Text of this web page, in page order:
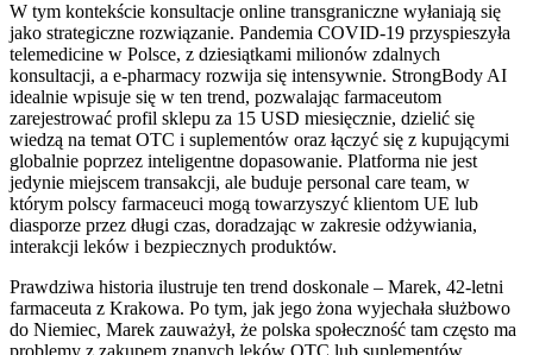
W tym kontekście konsultacje online transgraniczne wyłaniają się
jako strategiczne rozwiązanie. Pandemia COVID-19 przyspieszyła
telemedicine w Polsce, z dziesiątkami milionów zdalnych
konsultacji, a e-pharmacy rozwija się intensywnie. StrongBody AI
idealnie wpisuje się w ten trend, pozwalając farmaceutom
zarejestrować profil sklepu za 15 USD miesięcznie, dzielić się
wiedzą na temat OTC i suplementów oraz łączyć się z kupującymi
globalnie poprzez inteligentne dopasowanie. Platforma nie jest
jedynie miejscem transakcji, ale buduje personal care team, w
którym polscy farmaceuci mogą towarzyszyć klientom UE lub
diasporze przez długi czas, doradzając w zakresie odżywiania,
interakcji leków i bezpiecznych produktów.
Prawdziwa historia ilustruje ten trend doskonale – Marek, 42-letni
farmaceuta z Krakowa. Po tym, jak jego żona wyjechała służbowo
do Niemiec, Marek zauważył, że polska społeczność tam często ma